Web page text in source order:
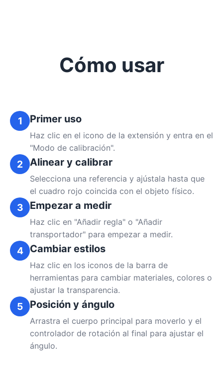
Cómo usar
1 Primer uso
Haz clic en el icono de la extensión y entra en el
"Modo de calibración".
2 Alinear y calibrar
Selecciona una referencia y ajústala hasta que
el cuadro rojo coincida con el objeto físico.
3 Empezar a medir
Haz clic en "Añadir regla" o "Añadir
transportador" para empezar a medir.
4 Cambiar estilos
Haz clic en los iconos de la barra de
herramientas para cambiar materiales, colores o
ajustar la transparencia.
5 Posición y ángulo
Arrastra el cuerpo principal para moverlo y el
controlador de rotación al final para ajustar el
ángulo.